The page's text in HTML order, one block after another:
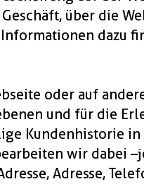
über die
dazu
oder auf
und für die
Kundenhistorie in
wir dabei –
Adresse,